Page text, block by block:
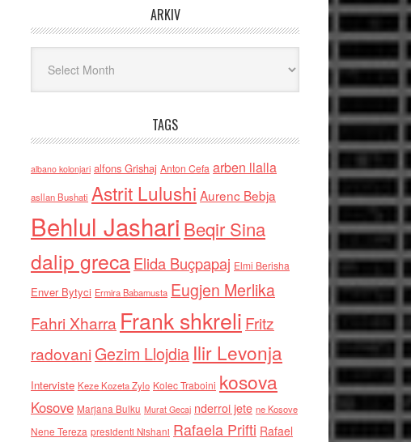
ARKIV
TAGS
albano kolonjari alfons Grishaj Anton Cefa arben llalla
asllan Bushati Astrit Lulushi Aurenc Bebja
Behlul Jashari Beqir Sina
dalip grecaElida Buçpapaj Elmi Berisha
Enver Bytyci Ermira Babamusta Eugjen Merlika
Fahri Xharra Frank shkreli Fritz
radovaniGezim Llojdia Ilir Levonja
Interviste Keze Kozeta Zylo Kolec Traboini kosova
Kosove Marjana Bulku Murat Gecaj nderroi jete ne Kosove
Nene Tereza presidenti Nishani Rafaela Prifti Rafael